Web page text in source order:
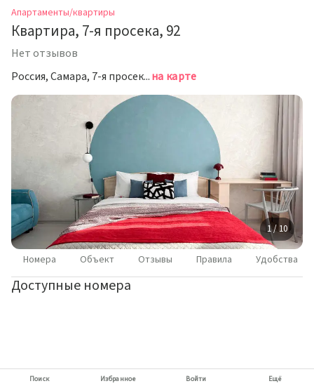
Апартаменты/квартиры
Квартира, 7-я просека, 92
Нет отзывов
Россия, Самара, 7-я просека, 92на карте
1 / 10
Номера Объект Отзывы Правила Удобства
Доступные номера
Поиск Избранное Войти Ещё